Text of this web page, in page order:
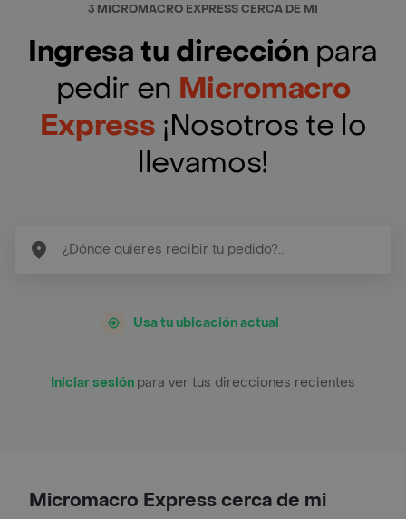
3 MICROMACRO EXPRESS CERCA DE MI
Ingresa tu dirección para
pedir en Micromacro
Express ¡Nosotros te lo
llevamos!
Usa tu ubicación actual
Iniciar sesión para ver tus direcciones recientes
Micromacro Express cerca de mi